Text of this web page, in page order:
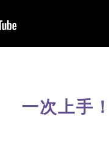
一次上手